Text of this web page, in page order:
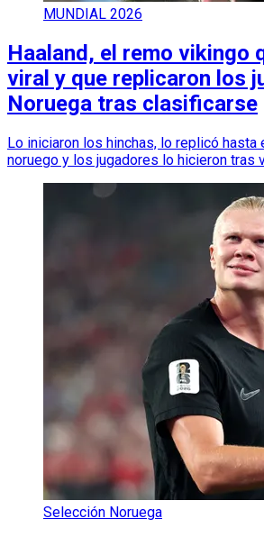
MUNDIAL 2026
Haaland, el remo vikingo
viral y que replicaron los
Noruega tras clasificarse
Lo iniciaron los hinchas, lo replicó
noruego y los jugadores lo hicieron tras
Selección Noruega